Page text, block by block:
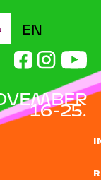
to navigation
EN
16-25.